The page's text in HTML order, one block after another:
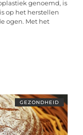
genoemd, is
op het herstellen
ogen. Met het
GEZONDHEID